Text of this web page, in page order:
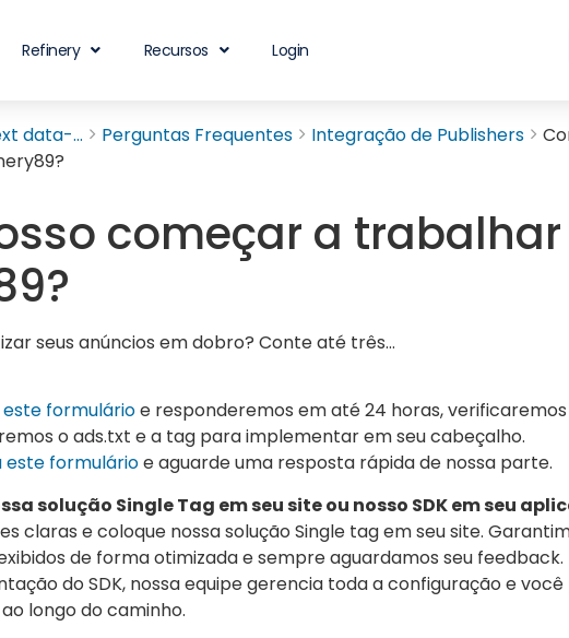
Refinery Recursos Login
data-... Perguntas Frequentes Integração de Publishers
começar a
seus anúncios em dobro? Conte até três…
formulárioe responderemos em até 24 horas, verificaremos
o ads.txt e a tag para implementar em seu cabeçalho.
este formulárioe aguarde uma resposta rápida de nossa parte.
solução Single Tag em seu site ou nosso SDK em seu
claras e coloque nossa solução Single tag em seu site.
de forma otimizada e sempre aguardamos seu feedback.
do SDK, nossa equipe gerencia toda a configuração e
longo do caminho.